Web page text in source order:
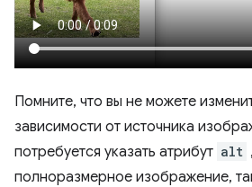
Помните, что вы не можете
зависимости от источника
потребуется указать атрибут alt
полноразмерное изображение,